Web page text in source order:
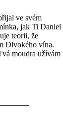
ve svém
jak Ti Daniel
teorii, že
Divokého vína.
moudra užívám